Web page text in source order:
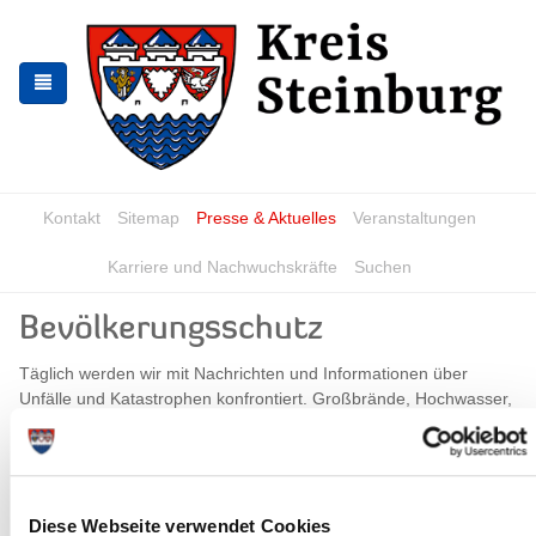
Diese Webseite verwendet Cookies
springen
springen
Kontakt Sitemap Presse & Aktuelles Veranstaltungen
Karriere und Nachwuchskräfte Suchen
Bevölkerungsschutz
Täglich werden wir mit Nachrichten und Informationen über
Unfälle und Katastrophen konfrontiert. Großbrände, Hochwasser,
Chemieunfälle, Stromausfall oder andere plötzlich auftretende
Gefahren können jeden von uns treffen. Für eine umfassende
Gefahrenabwehr steht der Bevölkerung ein umfangreiches
zur alltäglichen Hilfeleistung bereitstehen, unterhalten Bund,